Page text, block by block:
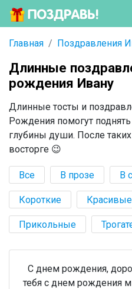
Главная Поздравления
Длинные
рождения Ивану
Длинные тосты и
Рождения помогут
глубины души. После
восторге 😉
Все В прозе В
Короткие Красивые
Прикольные
С днем рождения,
тебя с днем рождения